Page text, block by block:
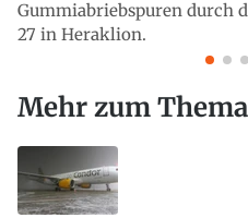
Gummiabriebspuren durch
27 in Heraklion.
Mehr zum Thema